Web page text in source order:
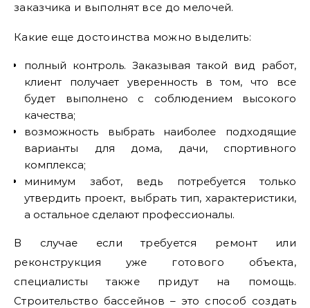
заказчика и выполнят все до мелочей.
Какие еще достоинства можно выделить:
полный контроль. Заказывая такой вид работ,
клиент получает уверенность в том, что все
будет выполнено с соблюдением высокого
качества;
возможность выбрать наиболее подходящие
варианты для дома, дачи, спортивного
комплекса;
минимум забот, ведь потребуется только
утвердить проект, выбрать тип, характеристики,
а остальное сделают профессионалы.
В случае если требуется ремонт или
реконструкция уже готового объекта,
специалисты также придут на помощь.
Строительство бассейнов – это способ создать